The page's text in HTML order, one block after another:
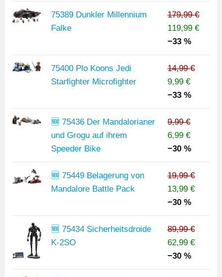
75389 Dunkler Millennium
Falke
179,99 €
119,99 €
−33 %
75400 Plo Koons Jedi
Starfighter Microfighter
14,99 €
9,99 €
−33 %
🆕 75436 Der Mandalorianer
und Grogu auf ihrem
Speeder Bike
9,99 €
6,99 €
−30 %
🆕 75449 Belagerung von
Mandalore Battle Pack
19,99 €
13,99 €
−30 %
🆕 75434 Sicherheitsdroide
K-2SO
89,99 €
62,99 €
−30 %